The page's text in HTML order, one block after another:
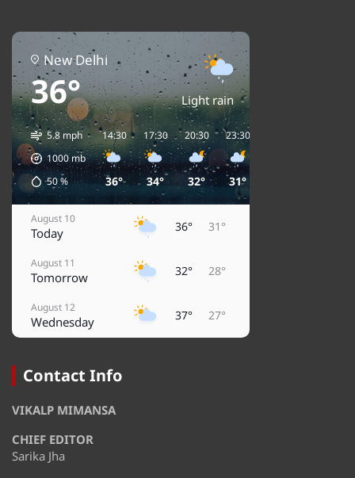
New Delhi
36° Light rain
5.8 mph
1000mb
50%
14:30
36°
17:30
34°
20:30
32°
23:30
31°
August 10
Today 36° 31°
August 11
Tomorrow 32° 28°
August 12
Wednesday 37° 27°
Thursday
Friday
August 15
Saturday
Contact Info
VIKALP MIMANSA
CHIEF EDITOR
Sarika Jha